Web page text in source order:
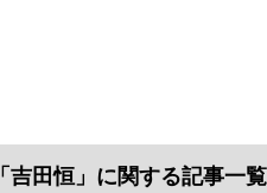
「吉田恒」に関する記事一覧